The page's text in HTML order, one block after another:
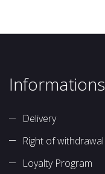
Informations
Delivery
Right of withdrawal
Loyalty Program